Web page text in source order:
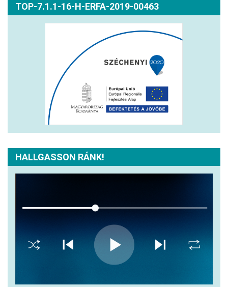
TOP-7.1.1-16-H-ERFA-2019-00463
HALLGASSON RÁNK!